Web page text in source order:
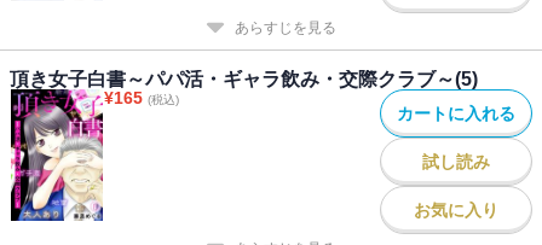
あらすじを見る
頂き女子白書～パパ活・ギャラ飲み・交際クラブ～(5)
¥165 (税込)
カートに入れる
試し読み
お気に入り